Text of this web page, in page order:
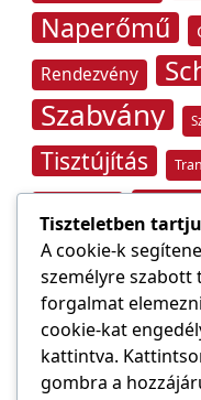
Naperőmű
Rendezvény
Szabvány
Tisztújítás
Villámvédelem
Áramszolgáltató
Tiszteletben
A cookie-k
személyre szabott
forgalmat
cookie-kat
kattintva.
gombra a